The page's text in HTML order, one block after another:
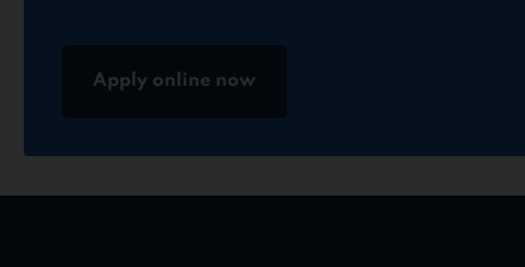
Apply online now